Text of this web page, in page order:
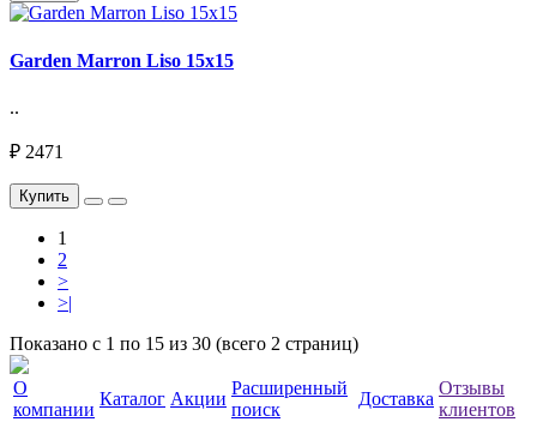
Garden Marron Liso 15х15
..
₽ 2471
Купить
1
2
>
>|
Показано с 1 по 15 из 30 (всего 2 страниц)
О
компании
Каталог Акции
Расширенный
поиск
Доставка
Отзывы
клиентов